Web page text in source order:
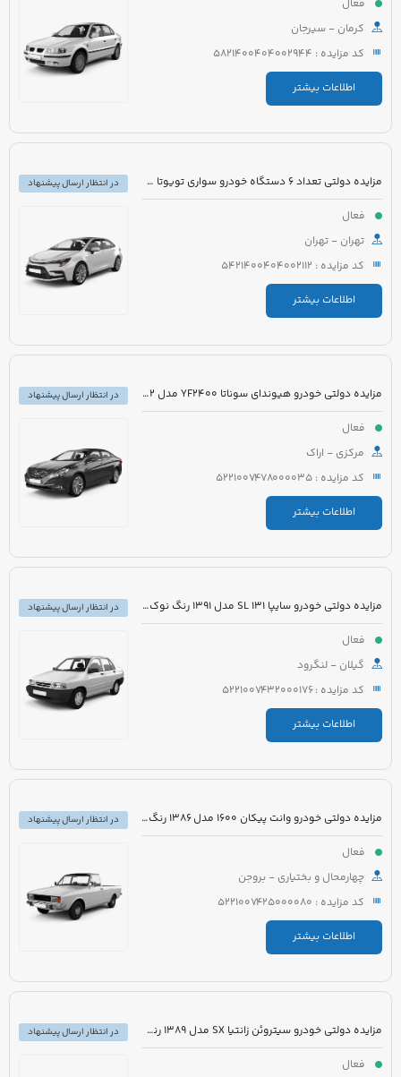
فعال
کرمان - سیرجان
کد مزایده : 5821400404002944
اطلاعات بیشتر
مزایده دولتی تعداد 6 دستگاه خودرو سواری تویوتا کرولا PIONEER هیبرید 1800cc مدل 2023
فعال
تهران - تهران
کد مزایده : 5421400404002112
اطلاعات بیشتر
در انتظار ارسال پیشنهاد
مزایده دولتی خودرو هیوندای سوناتا YF2400 مدل 2012 رنگ سفید متالیک
فعال
مرکزی - اراک
کد مزایده : 5221007478000035
اطلاعات بیشتر
در انتظار ارسال پیشنهاد
مزایده دولتی خودرو سایپا 131 SL مدل 1391 رنگ نوک مدادی متالیک
فعال
گیلان - لنگرود
کد مزایده : 5221007432000176
اطلاعات بیشتر
در انتظار ارسال پیشنهاد
مزایده دولتی خودرو وانت پیکان 1600 مدل 1386 رنگ سفید روغنی
فعال
چهارمحال و بختیاری - بروجن
کد مزایده : 5221007425000080
اطلاعات بیشتر
در انتظار ارسال پیشنهاد
مزایده دولتی خودرو سیتروئن زانتیا SX مدل 1389 رنگ نقره ای
فعال
در انتظار ارسال پیشنهاد